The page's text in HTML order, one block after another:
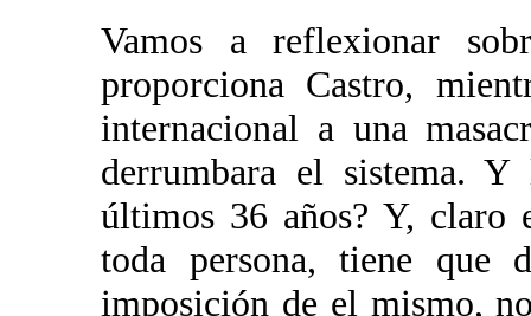
Vamos a reflexionar
proporciona Castro,
internacional a una
derrumbara el sistema.
últimos 36 años? Y, claro
toda persona, tiene que
imposición de el mismo,